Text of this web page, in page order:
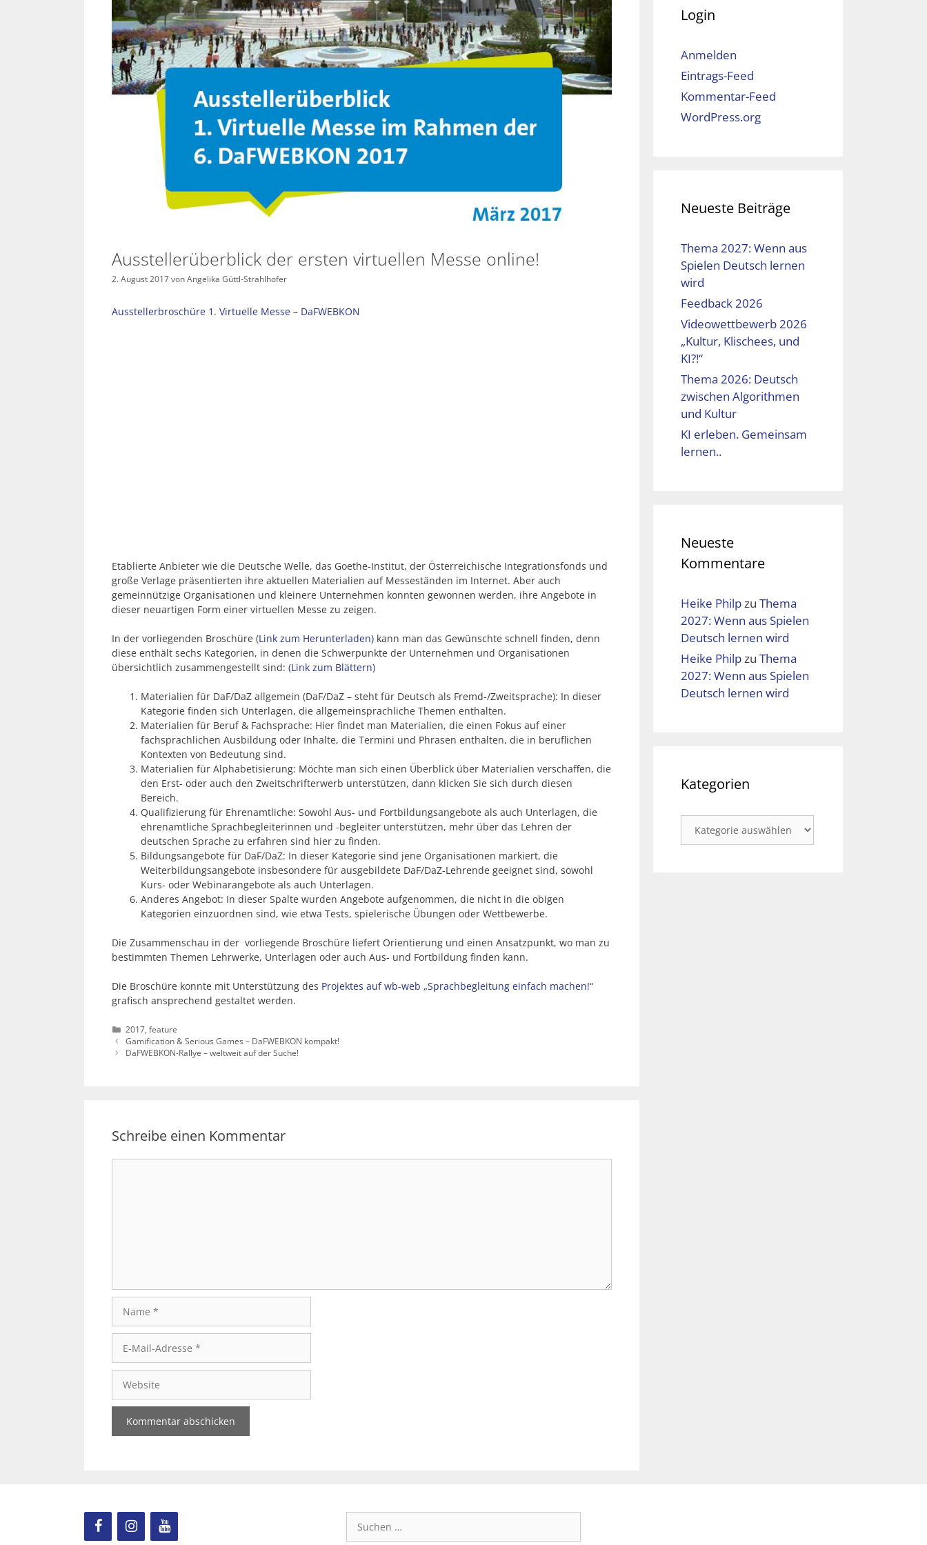
Ausstellerüberblick der ersten virtuellen Messe online!
2. August 2017vonAngelika Güttl-Strahlhofer
Ausstellerbroschüre 1. Virtuelle Messe – DaFWEBKON
Etablierte Anbieter wie die Deutsche Welle, das Goethe-Institut, der Österreichische Integrationsfonds und
große Verlage präsentierten ihre aktuellen Materialien auf Messeständen im Internet. Aber auch
gemeinnützige Organisationen und kleinere Unternehmen konnten gewonnen werden, ihre Angebote in
dieser neuartigen Form einer virtuellen Messe zu zeigen.
In der vorliegenden Broschüre (Link zum Herunterladen) kann man das Gewünschte schnell finden, denn
diese enthält sechs Kategorien, in denen die Schwerpunkte der Unternehmen und Organisationen
übersichtlich zusammengestellt sind: (Link zum Blättern)
Materialien für DaF/DaZ allgemein (DaF/DaZ – steht für Deutsch als Fremd-/Zweitsprache): In dieser
Kategorie finden sich Unterlagen, die allgemeinsprachliche Themen enthalten.
Materialien für Beruf & Fachsprache: Hier findet man Materialien, die einen Fokus auf einer
fachsprachlichen Ausbildung oder Inhalte, die Termini und Phrasen enthalten, die in beruflichen
Kontexten von Bedeutung sind.
Materialien für Alphabetisierung: Möchte man sich einen Überblick über Materialien verschaffen, die
den Erst- oder auch den Zweitschrifterwerb unterstützen, dann klicken Sie sich durch diesen
Bereich.
Qualifizierung für Ehrenamtliche: Sowohl Aus- und Fortbildungsangebote als auch Unterlagen, die
ehrenamtliche Sprachbegleiterinnen und -begleiter unterstützen, mehr über das Lehren der
deutschen Sprache zu erfahren sind hier zu finden.
Bildungsangebote für DaF/DaZ: In dieser Kategorie sind jene Organisationen markiert, die
Weiterbildungsangebote insbesondere für ausgebildete DaF/DaZ-Lehrende geeignet sind, sowohl
Kurs- oder Webinarangebote als auch Unterlagen.
Anderes Angebot: In dieser Spalte wurden Angebote aufgenommen, die nicht in die obigen
Kategorien einzuordnen sind, wie etwa Tests, spielerische Übungen oder Wettbewerbe.
Die Zusammenschau in der vorliegende Broschüre liefert Orientierung und einen Ansatzpunkt, wo man zu
bestimmten Themen Lehrwerke, Unterlagen oder auch Aus- und Fortbildung finden kann.
Die Broschüre konnte mit Unterstützung des Projektes auf wb-web „Sprachbegleitung einfach machen!“
grafisch ansprechend gestaltet werden.
Kategorien
2017,feature
Gamification & Serious Games – DaFWEBKON kompakt!
DaFWEBKON-Rallye – weltweit auf der Suche!
Schreibe einen Kommentar
Mail-
Adresse
Login
Anmelden
Eintrags-Feed
Kommentar-Feed
WordPress.org
Neueste Beiträge
Thema 2027: Wenn aus
Spielen Deutsch lernen
wird
Feedback 2026
Videowettbewerb 2026
„Kultur, Klischees, und
KI?!“
Thema 2026: Deutsch
zwischen Algorithmen
und Kultur
KI erleben. Gemeinsam
lernen..
Neueste
Kommentare
Heike Philpzu Thema
2027: Wenn aus Spielen
Deutsch lernen wird
Heike Philpzu Thema
2027: Wenn aus Spielen
Deutsch lernen wird
Kategorien
Kategorien
Suchen
nach: